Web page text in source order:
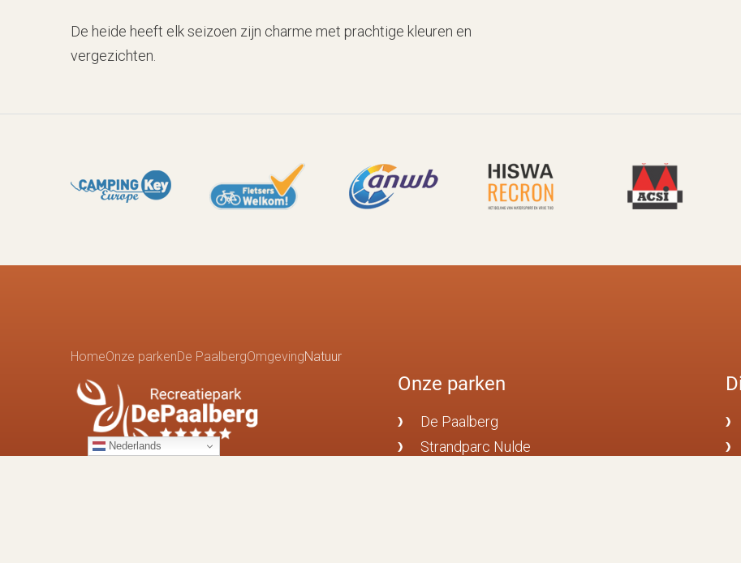
De heide heeft elk seizoen zijn charme met prachtige kleuren en
vergezichten.
HomeOnze parkenDe PaalbergOmgevingNatuur
Nederlands
Onze parken
De Paalberg
Strandparc Nulde